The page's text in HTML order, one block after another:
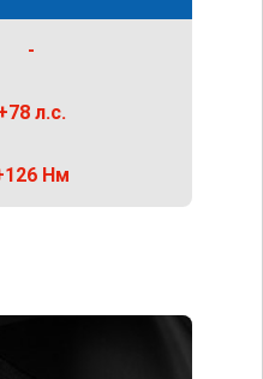
-
л.с.
Нм